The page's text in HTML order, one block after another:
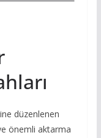
düzenlenen
önemli aktarma